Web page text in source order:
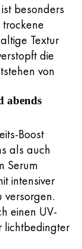
besonders
Textur
die
von
abends
Boost
als auch
Serum
intensiver
einen UV-
lichtbedingter